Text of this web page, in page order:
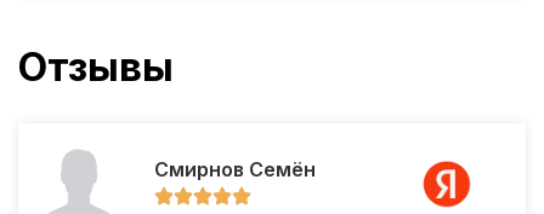
Отзывы
Смирнов Семён